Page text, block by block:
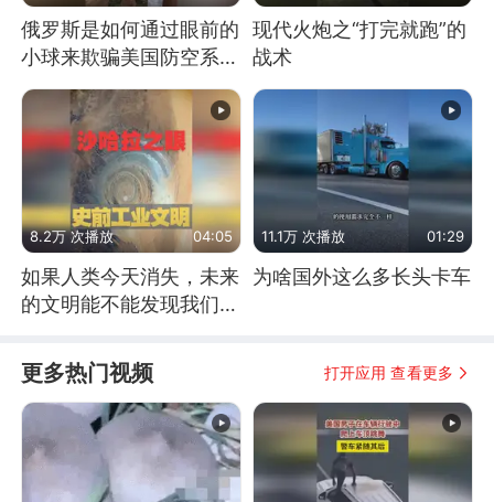
俄罗斯是如何通过眼前的
小球来欺骗美国防空系统
的
现代火炮之“打完就跑”的
战术
8.2万 次播放 04:05
如果人类今天消失，未来
的文明能不能发现我们存
11.1万 次播放 01:29
为啥国外这么多长头卡车
更多热门视频 打开应用 查看更多